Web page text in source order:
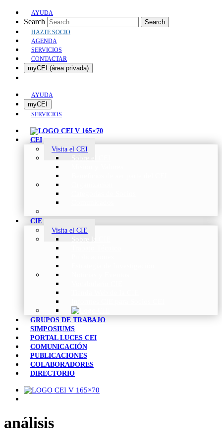
AYUDA
Search Search
HAZTE SOCIO
AGENDA
SERVICIOS
CONTACTAR
myCEI (área privada)
AYUDA
myCEI
SERVICIOS
CEI
Visita el CEI
CIE
Visita el CIE
GRUPOS DE TRABAJO
SIMPOSIUMS
PORTAL LUCES CEI
COMUNICACIÓN
PUBLICACIONES
COLABORADORES
DIRECTORIO
análisis